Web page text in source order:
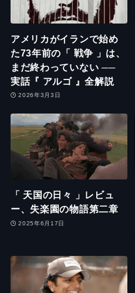
アメリカがイランで始め
た73年前の「 戦争 」は、
まだ終わっていない ──
実話『 アルゴ 』全解説
2026年3月3日
「 天国の日々 」レビュ
ー、失楽園の物語第二章
2025年6月17日